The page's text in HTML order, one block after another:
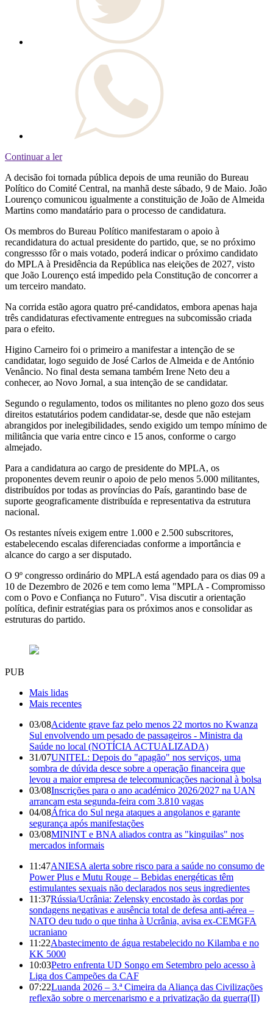
Continuar a ler
A decisão foi tornada pública depois de uma reunião do Bureau
Político do Comité Central, na manhã deste sábado, 9 de Maio. João
Lourenço comunicou igualmente a constituição de João de Almeida
Martins como mandatário para o processo de candidatura.
Os membros do Bureau Político manifestaram o apoio à
recandidatura do actual presidente do partido, que, se no próximo
congressso fôr o mais votado, poderá indicar o próximo candidato
do MPLA à Presidência da República nas eleições de 2027, visto
que João Lourenço está impedido pela Constitução de concorrer a
um terceiro mandato.
Na corrida estão agora quatro pré-candidatos, embora apenas haja
três candidaturas efectivamente entregues na subcomissão criada
para o efeito.
Higino Carneiro foi o primeiro a manifestar a intenção de se
candidatar, logo seguido de José Carlos de Almeida e de António
Venâncio. No final desta semana também Irene Neto deu a
conhecer, ao Novo Jornal, a sua intenção de se candidatar.
Segundo o regulamento, todos os militantes no pleno gozo dos seus
direitos estatutários podem candidatar-se, desde que não estejam
abrangidos por inelegibilidades, sendo exigido um tempo mínimo de
militância que varia entre cinco e 15 anos, conforme o cargo
almejado.
Para a candidatura ao cargo de presidente do MPLA, os
proponentes devem reunir o apoio de pelo menos 5.000 militantes,
distribuídos por todas as províncias do País, garantindo base de
suporte geograficamente distribuída e representativa da estrutura
nacional.
Os restantes níveis exigem entre 1.000 e 2.500 subscritores,
estabelecendo escalas diferenciadas conforme a importância e
alcance do cargo a ser disputado.
O 9º congresso ordinário do MPLA está agendado para os dias 09 a
10 de Dezembro de 2026 e tem como lema "MPLA - Compromisso
com o Povo e Confiança no Futuro". Visa discutir a orientação
política, definir estratégias para os próximos anos e consolidar as
estruturas do partido.
PUB
Mais lidas
Mais recentes
03/08Acidente grave faz pelo menos 22 mortos no Kwanza
Sul envolvendo um pesado de passageiros - Ministra da
Saúde no local (NOTÍCIA ACTUALIZADA)
31/07UNITEL: Depois do "apagão" nos serviços, uma
sombra de dúvida desce sobre a operação financeira que
levou a maior empresa de telecomunicações nacional à bolsa
03/08Inscrições para o ano académico 2026/2027 na UAN
arrancam esta segunda-feira com 3.810 vagas
04/08África do Sul nega ataques a angolanos e garante
segurança após manifestações
03/08MININT e BNA aliados contra as "kinguilas" nos
mercados informais
11:47ANIESA alerta sobre risco para a saúde no consumo de
Power Plus e Mutu Rouge – Bebidas energéticas têm
estimulantes sexuais não declarados nos seus ingredientes
11:37Rússia/Ucrânia: Zelensky encostado às cordas por
sondagens negativas e ausência total de defesa anti-aérea –
NATO deu tudo o que tinha à Ucrânia, avisa ex-CEMGFA
ucraniano
11:22Abastecimento de água restabelecido no Kilamba e no
KK 5000
10:03Petro enfrenta UD Songo em Setembro pelo acesso à
Liga dos Campeões da CAF
07:22Luanda 2026 – 3.ª Cimeira da Aliança das Civilizações
reflexão sobre o mercenarismo e a privatização da guerra(II)